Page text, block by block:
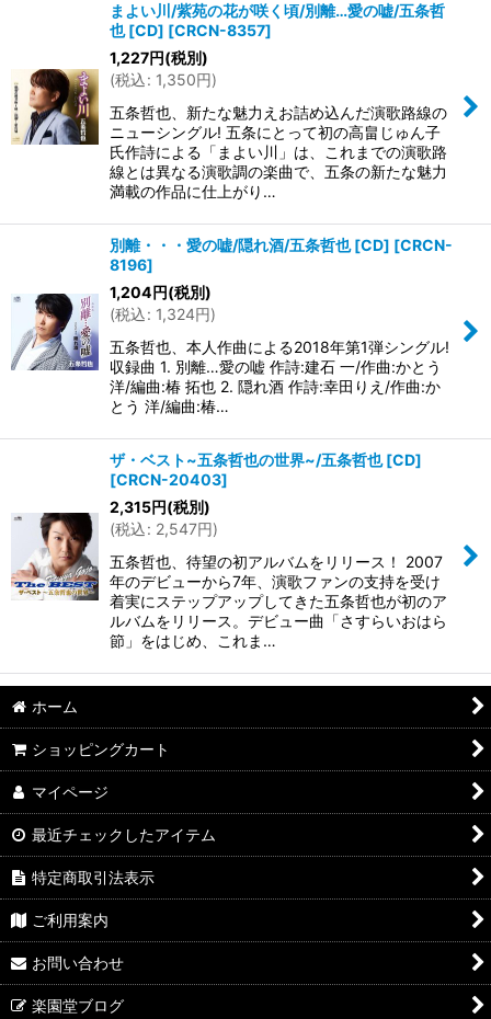
まよい川/紫苑の花が咲く頃/別離…愛の嘘/五条哲
也 [CD] [CRCN-8357]
1,227円(税別)
(税込: 1,350円)
五条哲也、新たな魅力えお詰め込んだ演歌路線の
ニューシングル! 五条にとって初の高畠じゅん子
氏作詩による「まよい川」は、これまでの演歌路
線とは異なる演歌調の楽曲で、五条の新たな魅力
満載の作品に仕上がり…
別離・・・愛の嘘/隠れ酒/五条哲也 [CD] [CRCN-
8196]
1,204円(税別)
(税込: 1,324円)
五条哲也、本人作曲による2018年第1弾シングル!
収録曲 1. 別離…愛の嘘 作詩:建石 一/作曲:かとう
洋/編曲:椿 拓也 2. 隠れ酒 作詩:幸田りえ/作曲:か
とう 洋/編曲:椿…
ザ・ベスト~五条哲也の世界~/五条哲也 [CD]
[CRCN-20403]
2,315円(税別)
(税込: 2,547円)
五条哲也、待望の初アルバムをリリース！ 2007
年のデビューから7年、演歌ファンの支持を受け
着実にステップアップしてきた五条哲也が初のア
ルバムをリリース。デビュー曲「さすらいおはら
節」をはじめ、これま…
ホーム
ショッピングカート
マイページ
最近チェックしたアイテム
特定商取引法表示
ご利用案内
お問い合わせ
楽園堂ブログ